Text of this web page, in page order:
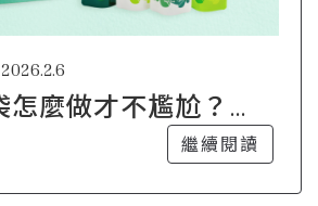
怎麼做才不尷尬？年
2026.2.6
繼續閱讀